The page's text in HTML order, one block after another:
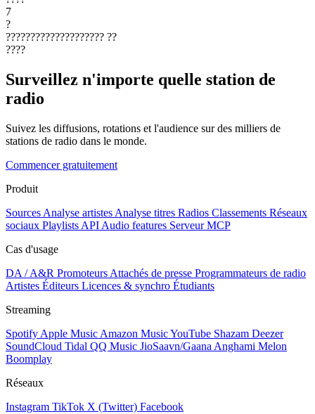
7
?
???????????????????? ??
????
Surveillez n'importe quelle station de
radio
Suivez les diffusions, rotations et l'audience sur des milliers de
stations de radio dans le monde.
Commencer gratuitement
Produit
Sources Analyse artistes Analyse titres Radios Classements Réseaux
sociaux Playlists API Audio features Serveur MCP
Cas d'usage
DA / A&R Promoteurs Attachés de presse Programmateurs de radio
Artistes Éditeurs Licences & synchro Étudiants
Streaming
Spotify Apple Music Amazon MusicYouTube Shazam Deezer
SoundCloud Tidal QQ Music JioSaavn/Gaana Anghami Melon
Boomplay
Réseaux
Instagram TikTok X (Twitter) Facebook